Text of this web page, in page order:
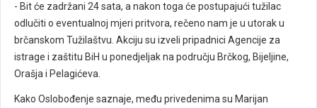
- Bit će zadržani 24 sata, a nakon toga će postupajući tužilac
odlučiti o eventualnoj mjeri pritvora, rečeno nam je u utorak u
brčanskom Tužilaštvu. Akciju su izveli pripadnici Agencije za
istrage i zaštitu BiH u ponedjeljak na području Brčkog, Bijeljine,
Orašja i Pelagićeva.
Kako Oslobođenje saznaje, među privedenima su Marijan